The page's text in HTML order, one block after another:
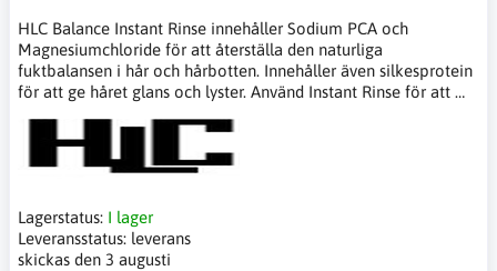
HLC Balance Instant Rinse innehåller Sodium PCA och
Magnesiumchloride för att återställa den naturliga
fuktbalansen i hår och hårbotten. Innehåller även silkesprotein
för att ge håret glans och lyster. Använd Instant Rinse för att …
Lagerstatus: I lager
Leveransstatus: leverans
skickas den 3 augusti